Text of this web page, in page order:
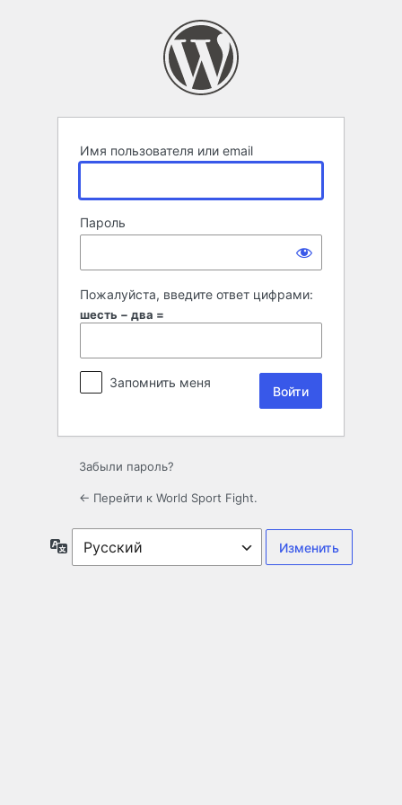
Имя пользователя или email
Пароль
Пожалуйста, введите ответ цифрами:
шесть − два =
Запомнить меня
Забыли пароль?
← Перейти к World Sport Fight.
Язык